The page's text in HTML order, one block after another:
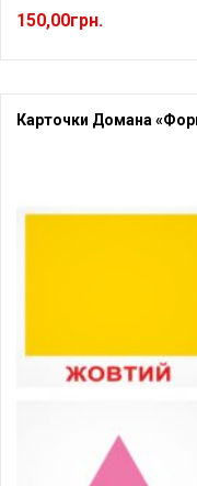
150,00грн.
Карточки Домана